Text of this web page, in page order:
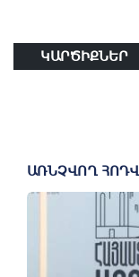
ԿԱՐԾԻՔՆԵՐ
ԱՌՆՉՎՈՂ